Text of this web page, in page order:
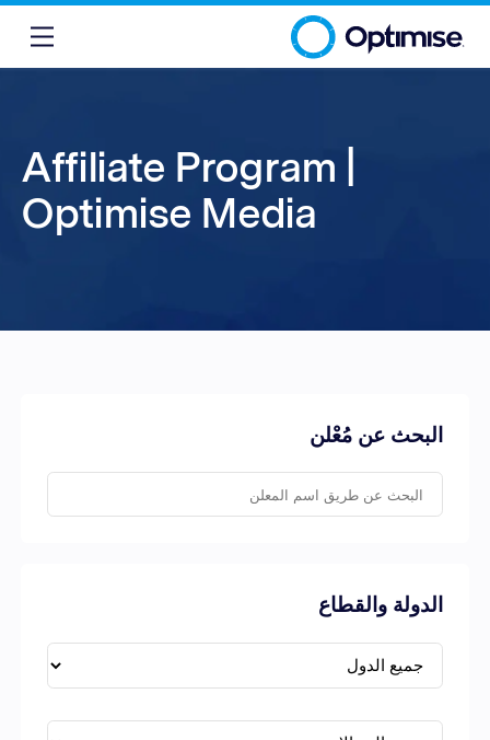
Affiliate Program |
Optimise Media
البحث عن مُعْلن
الدولة والقطاع